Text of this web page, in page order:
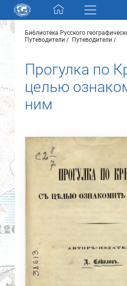
Skip navigation
Разделы и коллекции
Электронный каталог
Новости
О нас
Контакты
Партнеры
Библиотека Русского
Путеводители
Путеводители
Прогулка по
целью
ним